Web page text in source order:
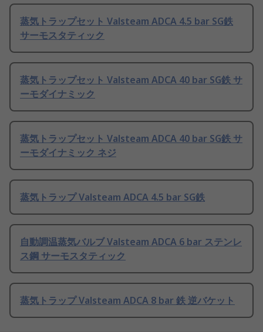
蒸気トラップセット Valsteam ADCA 4.5 bar SG鉄
サーモスタティック
蒸気トラップセット Valsteam ADCA 40 bar SG鉄 サ
ーモダイナミック
蒸気トラップセット Valsteam ADCA 40 bar SG鉄 サ
ーモダイナミック ネジ
蒸気トラップ Valsteam ADCA 4.5 bar SG鉄
自動調温蒸気バルブ Valsteam ADCA 6 bar ステンレ
ス鋼 サーモスタティック
蒸気トラップ Valsteam ADCA 8 bar 鉄 逆バケット